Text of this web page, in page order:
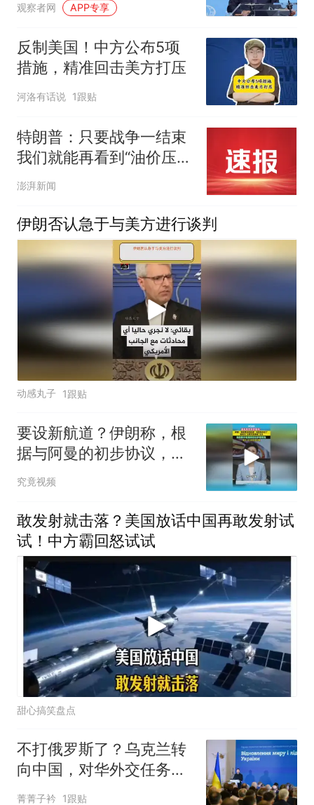
观察者网 APP专享
反制美国！中方公布5项
措施，精准回击美方打压
河洛有话说 1跟贴
特朗普：只要战争一结束
我们就能再看到“油价压得
很低”的日子，伊朗撑不了
澎湃新闻
伊朗否认急于与美方进行谈判
动感丸子 1跟贴
要设新航道？伊朗称，根
据与阿曼的初步协议，海
峡现有两条航道将关闭
究竟视频
敢发射就击落？美国放话中国再敢发射试
试！中方霸回怒试试
甜心搞笑盘点
不打俄罗斯了？乌克兰转
向中国，对华外交任务下
达：别帮俄罗斯！
菁菁子衿 1跟贴